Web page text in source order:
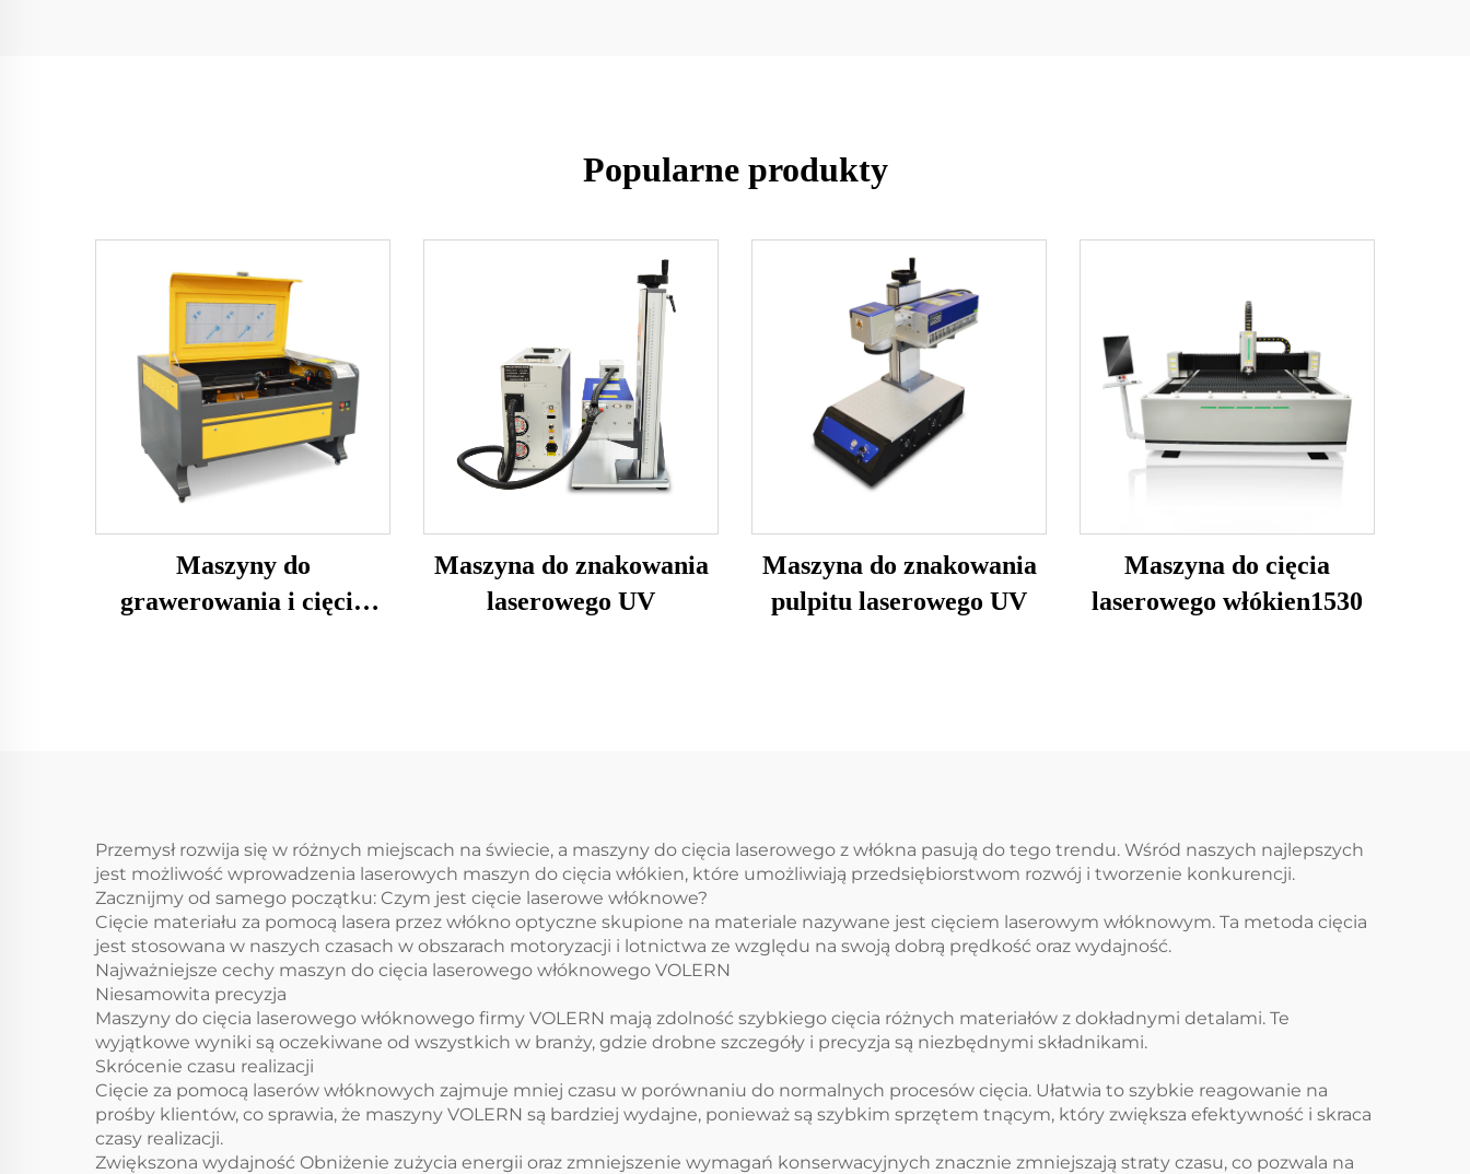
Popularne produkty
Maszyny do
grawerowania i cięcia
Maszyna do znakowania
laserowego UV
Maszyna do znakowania
pulpitu laserowego UV
Maszyna do cięcia
laserowego włókien1530
Przemysł rozwija się w różnych miejscach na świecie, a maszyny do cięcia laserowego z włókna pasują do tego trendu. Wśród naszych najlepszych
jest możliwość wprowadzenia laserowych maszyn do cięcia włókien, które umożliwiają przedsiębiorstwom rozwój i tworzenie konkurencji.
Zacznijmy od samego początku: Czym jest cięcie laserowe włóknowe?
Cięcie materiału za pomocą lasera przez włókno optyczne skupione na materiale nazywane jest cięciem laserowym włóknowym. Ta metoda cięcia
jest stosowana w naszych czasach w obszarach motoryzacji i lotnictwa ze względu na swoją dobrą prędkość oraz wydajność.
Najważniejsze cechy maszyn do cięcia laserowego włóknowego VOLERN
Niesamowita precyzja
Maszyny do cięcia laserowego włóknowego firmy VOLERN mają zdolność szybkiego cięcia różnych materiałów z dokładnymi detalami. Te
wyjątkowe wyniki są oczekiwane od wszystkich w branży, gdzie drobne szczegóły i precyzja są niezbędnymi składnikami.
Skrócenie czasu realizacji
Cięcie za pomocą laserów włóknowych zajmuje mniej czasu w porównaniu do normalnych procesów cięcia. Ułatwia to szybkie reagowanie na
prośby klientów, co sprawia, że maszyny VOLERN są bardziej wydajne, ponieważ są szybkim sprzętem tnącym, który zwiększa efektywność i skraca
czasy realizacji.
Zwiększona wydajność Obniżenie zużycia energii oraz zmniejszenie wymagań konserwacyjnych znacznie zmniejszają straty czasu, co pozwala na